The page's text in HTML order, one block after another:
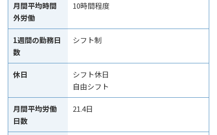
月間平均時間
外労働
10時間程度
1週間の勤務日
数
シフト制
休日
シフト休日
自由シフト
月間平均労働
日数
21.4日